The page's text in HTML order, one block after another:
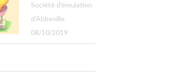
Société d'émulation
d'Abbeville
08/10/2019